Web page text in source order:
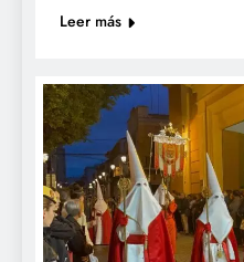
Leer más